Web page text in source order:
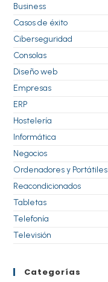
Business
Casos de éxito
Ciberseguridad
Consolas
Diseño web
Empresas
ERP
Hostelería
Informática
Negocios
Ordenadores y Portátiles
Reacondicionados
Tabletas
Telefonía
Televisión
Categorías